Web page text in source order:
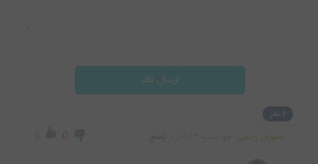
ارسال نظر
6 نظر
سهیل رجبی (
) (
)